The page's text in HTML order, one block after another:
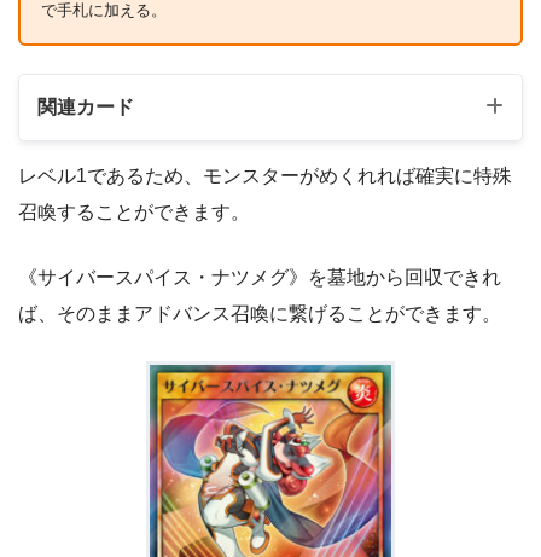
で手札に加える。
関連カード
レベル1であるため、モンスターがめくれれば確実に特殊
召喚することができます。
《サイバースパイス・ナツメグ》を墓地から回収できれ
ば、そのままアドバンス召喚に繋げることができます。